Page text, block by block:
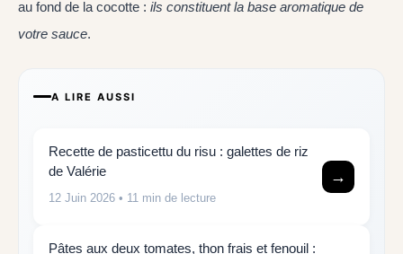
au fond de la cocotte : ils constituent la base aromatique de
votre sauce.
A LIRE AUSSI
Recette de pasticettu du risu : galettes de riz
de Valérie
12 Juin 2026 • 11 min de lecture
→
Pâtes aux deux tomates, thon frais et fenouil :